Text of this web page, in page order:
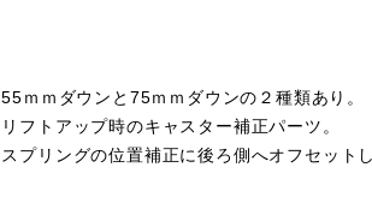
55ｍｍダウンと75ｍｍダウンの２種類あり。
リフトアップ時のキャスター補正パーツ。
スプリングの位置補正に後ろ側へオフセット